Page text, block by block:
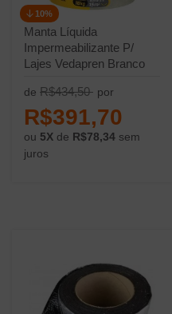
Manta Líquida
Impermeabilizante P/
Lajes Vedapren Branco
de R$434,50
10%
por
R$391,70
ou 5X de R$78,34 sem
juros